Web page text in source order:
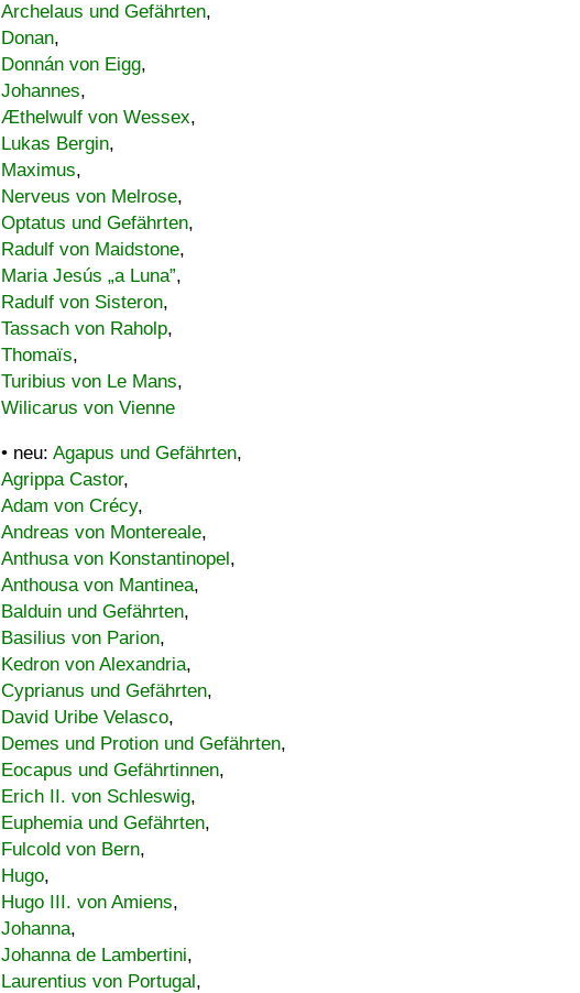
Archelaus und Gefährten,
Donan,
Donnán von Eigg,
Johannes,
Æthelwulf von Wessex,
Lukas Bergin,
Maximus,
Nerveus von Melrose,
Optatus und Gefährten,
Radulf von Maidstone,
Maria Jesús „a Luna”,
Radulf von Sisteron,
Tassach von Raholp,
Thomaïs,
Turibius von Le Mans,
Wilicarus von Vienne
• neu: Agapus und Gefährten,
Agrippa Castor,
Adam von Crécy,
Andreas von Montereale,
Anthusa von Konstantinopel,
Anthousa von Mantinea,
Balduin und Gefährten,
Basilius von Parion,
Kedron von Alexandria,
Cyprianus und Gefährten,
David Uribe Velasco,
Demes und Protion und Gefährten,
Eocapus und Gefährtinnen,
Erich II. von Schleswig,
Euphemia und Gefährten,
Fulcold von Bern,
Hugo,
Hugo III. von Amiens,
Johanna,
Johanna de Lambertini,
Laurentius von Portugal,